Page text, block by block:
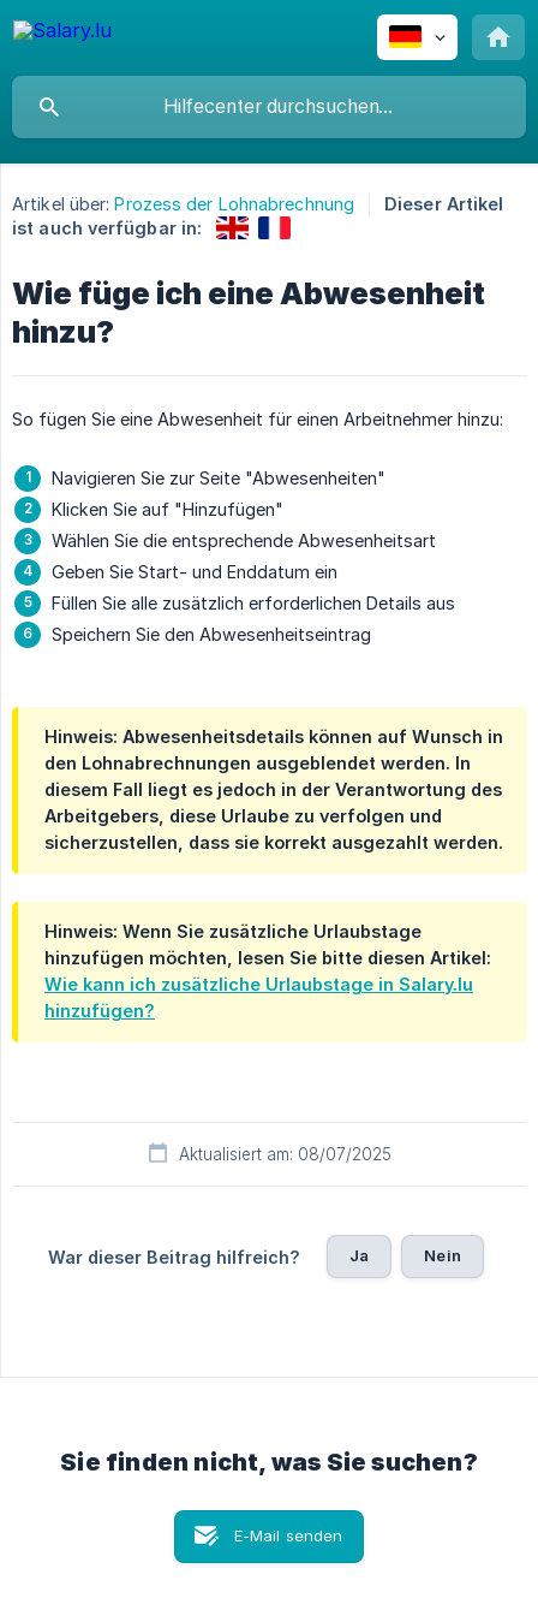
Artikel über: Prozess der Lohnabrechnung
Dieser Artikel
ist auch verfügbar in:
Wie füge ich eine Abwesenheit
hinzu?
So fügen Sie eine Abwesenheit für einen Arbeitnehmer hinzu:
Navigieren Sie zur Seite "Abwesenheiten"
Klicken Sie auf "Hinzufügen"
Wählen Sie die entsprechende Abwesenheitsart
Geben Sie Start- und Enddatum ein
Füllen Sie alle zusätzlich erforderlichen Details aus
Speichern Sie den Abwesenheitseintrag
Hinweis: Abwesenheitsdetails können auf Wunsch in
den Lohnabrechnungen ausgeblendet werden. In
diesem Fall liegt es jedoch in der Verantwortung des
Arbeitgebers, diese Urlaube zu verfolgen und
sicherzustellen, dass sie korrekt ausgezahlt werden.
Hinweis: Wenn Sie zusätzliche Urlaubstage
hinzufügen möchten, lesen Sie bitte diesen Artikel:
Wie kann ich zusätzliche Urlaubstage in Salary.lu
hinzufügen?
Aktualisiert am: 08/07/2025
War dieser Beitrag hilfreich? Ja Nein
Sie finden nicht, was Sie suchen?
E-Mail senden